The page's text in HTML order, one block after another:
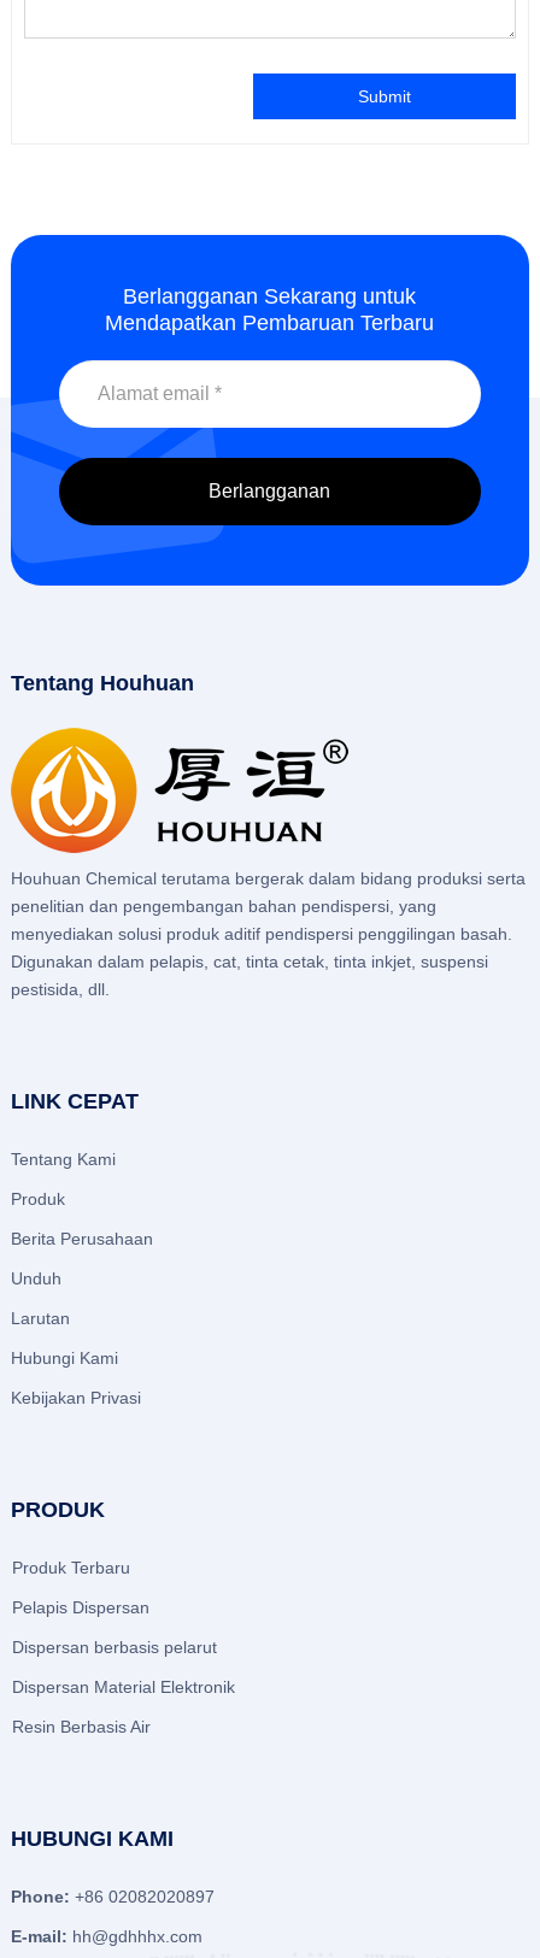
Submit
Berlangganan Sekarang untuk
Mendapatkan Pembaruan Terbaru
Tentang Houhuan
Houhuan Chemical terutama bergerak dalam bidang produksi serta
penelitian dan pengembangan bahan pendispersi, yang
menyediakan solusi produk aditif pendispersi penggilingan basah.
Digunakan dalam pelapis, cat, tinta cetak, tinta inkjet, suspensi
pestisida, dll.
LINK CEPAT
Tentang Kami
Produk
Berita Perusahaan
Unduh
Larutan
Hubungi Kami
Kebijakan Privasi
PRODUK
Produk Terbaru
Pelapis Dispersan
Dispersan berbasis pelarut
Dispersan Material Elektronik
Resin Berbasis Air
HUBUNGI KAMI
Phone: +86 02082020897
E-mail: hh@gdhhhx.com